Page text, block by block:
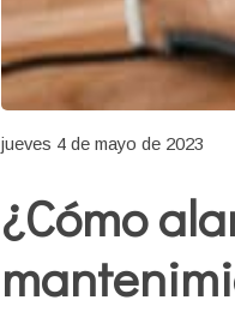
jueves 4 de mayo de 2023
¿Cómo